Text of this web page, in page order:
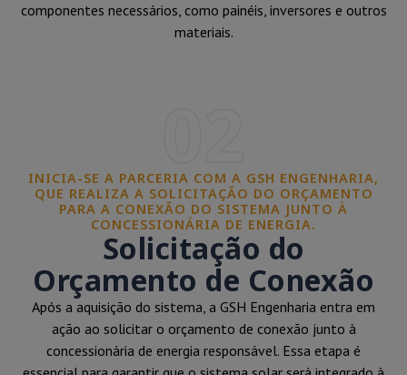
componentes necessários, como painéis, inversores e outros
materiais.
INICIA-SE A PARCERIA COM A GSH ENGENHARIA,
QUE REALIZA A SOLICITAÇÃO DO ORÇAMENTO
PARA A CONEXÃO DO SISTEMA JUNTO À
CONCESSIONÁRIA DE ENERGIA.
Solicitação do
Orçamento de Conexão
Após a aquisição do sistema, a GSH Engenharia entra em
ação ao solicitar o orçamento de conexão junto à
concessionária de energia responsável. Essa etapa é